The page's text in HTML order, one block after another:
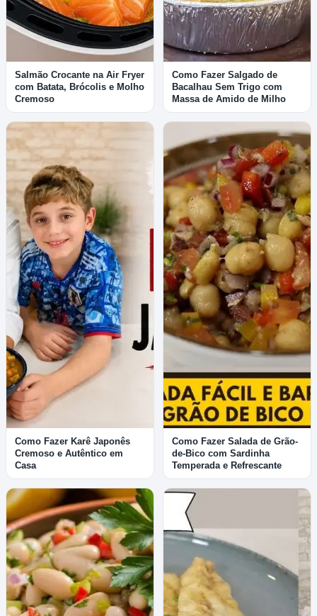
Salmão Crocante na Air Fryer
com Batata, Brócolis e Molho
Cremoso
Como Fazer Salgado de
Bacalhau Sem Trigo com
Massa de Amido de Milho
Como Fazer Karê Japonês
Cremoso e Autêntico em
Casa
Como Fazer Salada de Grão-
de-Bico com Sardinha
Temperada e Refrescante